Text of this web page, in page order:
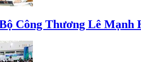
Công Thương Lê Mạnh